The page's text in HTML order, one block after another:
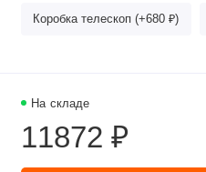
На складе
11872 ₽
Коробка телескоп (+680 ₽)